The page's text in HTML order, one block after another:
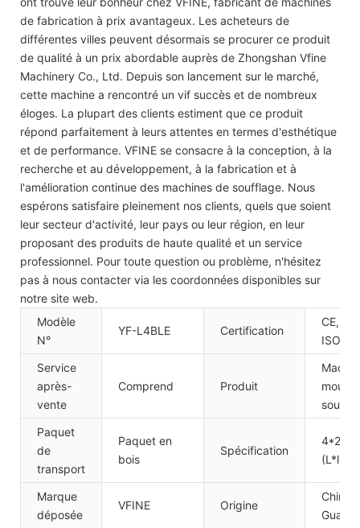
de fabrication à prix avantageux. Les acheteurs de
différentes villes peuvent désormais se procurer ce produit
de qualité à un prix abordable auprès de Zhongshan Vfine
Machinery Co., Ltd. Depuis son lancement sur le marché,
cette machine a rencontré un vif succès et de nombreux
éloges. La plupart des clients estiment que ce produit
répond parfaitement à leurs attentes en termes d'esthétique
et de performance. VFINE se consacre à la conception, à la
recherche et au développement, à la fabrication et à
l'amélioration continue des machines de soufflage. Nous
espérons satisfaire pleinement nos clients, quels que soient
leur secteur d'activité, leur pays ou leur région, en leur
proposant des produits de haute qualité et un service
professionnel. Pour toute question ou problème, n'hésitez
pas à nous contacter via les coordonnées disponibles sur
notre site web.
Modèle
N°
YF-L4BLE Certification
CE,
Service
après-
vente
Comprend Produit
Paquet
de
transport
Paquet en
bois
Spécification
(L*l*H)
Marque
déposée
VFINE Origine
Chine